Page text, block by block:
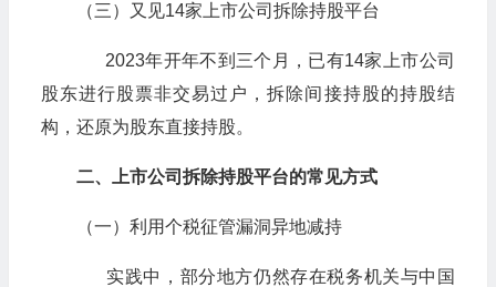
（三）又见14家上市公司拆除持股平台
2023年开年不到三个月，已有14家上市公司
股东进行股票非交易过户，拆除间接持股的持股结
构，还原为股东直接持股。
二、上市公司拆除持股平台的常见方式
（一）利用个税征管漏洞异地减持
实践中，部分地方仍然存在税务机关与中国